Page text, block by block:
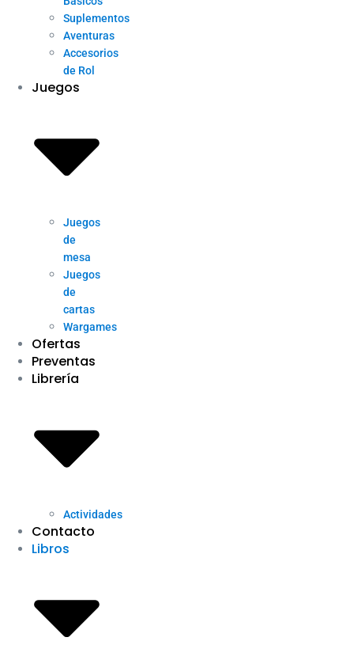
Suplementos
Aventuras
Accesorios
de Rol
Juegos
Juegos
de
mesa
Juegos
de
cartas
Wargames
Ofertas
Preventas
Librería
Actividades
Contacto
Libros